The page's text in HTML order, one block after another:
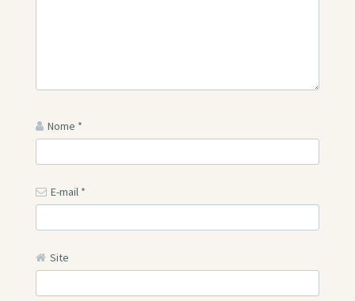
Nome *
E-mail *
Site